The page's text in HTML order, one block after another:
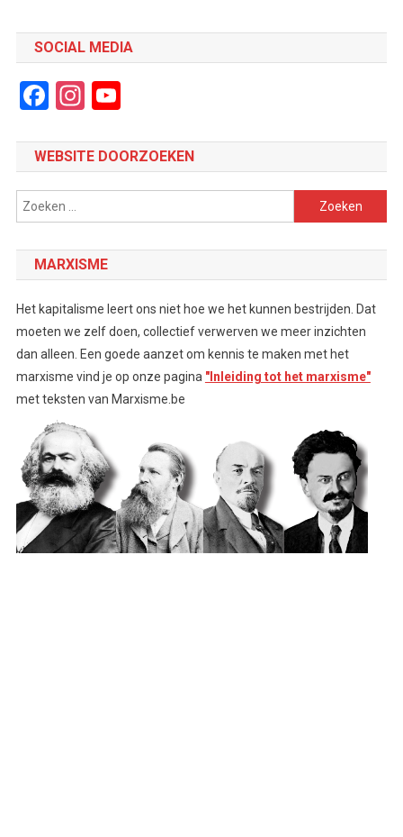
SOCIAL MEDIA
Facebook
Instagram
YouTube
WEBSITE DOORZOEKEN
Zoeken
naar:
MARXISME
Het kapitalisme leert ons niet hoe we het kunnen bestrijden. Dat
moeten we zelf doen, collectief verwerven we meer inzichten
dan alleen. Een goede aanzet om kennis te maken met het
marxisme vind je op onze pagina "Inleiding tot het marxisme"
met teksten van Marxisme.be